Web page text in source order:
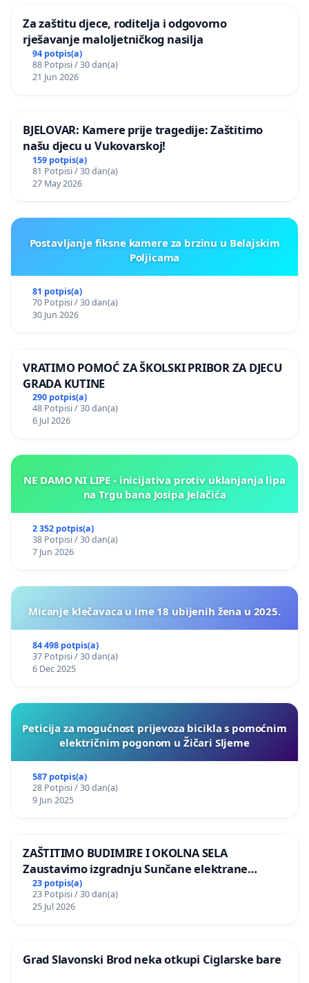
Za zaštitu djece, roditelja i odgovorno
rješavanje maloljetničkog nasilja
94 potpis(a)
88 Potpisi / 30 dan(a)
21 Jun 2026
BJELOVAR: Kamere prije tragedije: Zaštitimo
našu djecu u Vukovarskoj!
159 potpis(a)
81 Potpisi / 30 dan(a)
27 May 2026
Postavljanje fiksne kamere za brzinu u Belajskim
Poljicama
81 potpis(a)
70 Potpisi / 30 dan(a)
30 Jun 2026
VRATIMO POMOĆ ZA ŠKOLSKI PRIBOR ZA DJECU
GRADA KUTINE
290 potpis(a)
48 Potpisi / 30 dan(a)
6 Jul 2026
NE DAMO NI LIPE - inicijativa protiv uklanjanja lipa
na Trgu bana Josipa Jelačića
2 352 potpis(a)
38 Potpisi / 30 dan(a)
7 Jun 2026
Micanje klečavaca u ime 18 ubijenih žena u 2025.
84 498 potpis(a)
37 Potpisi / 30 dan(a)
6 Dec 2025
Peticija za mogućnost prijevoza bicikla s pomoćnim
električnim pogonom u Žičari Sljeme
587 potpis(a)
28 Potpisi / 30 dan(a)
9 Jun 2025
ZAŠTITIMO BUDIMIRE I OKOLNA SELA
Zaustavimo izgradnju Sunčane elektrane
Vedrine na području Ugljana
23 potpis(a)
23 Potpisi / 30 dan(a)
25 Jul 2026
Grad Slavonski Brod neka otkupi Ciglarske bare